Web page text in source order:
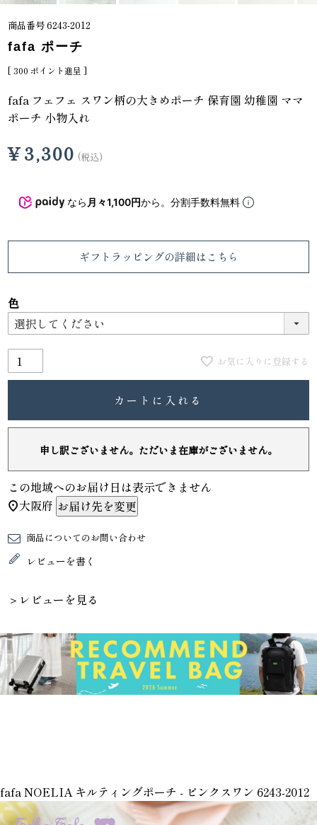
商品番号6243-2012
fafa ポーチ
[ 300 ポイント進呈 ]
fafa フェフェ スワン柄の大きめポーチ 保育園 幼稚園 ママ
ポーチ 小物入れ
¥3,300 税込
なら 月々1,100円から。分割手数料無料
ギフトラッピングの詳細はこちら
色
お気に入りに登録する
カートに入れる
申し訳ございません。ただいま在庫がございません。
この地域へのお届け日は表示できません
大阪府 お届け先を変更
商品についてのお問い合わせ
レビューを書く
＞レビューを見る
fafa NOELIA キルティングポーチ - ピンクスワン 6243-2012